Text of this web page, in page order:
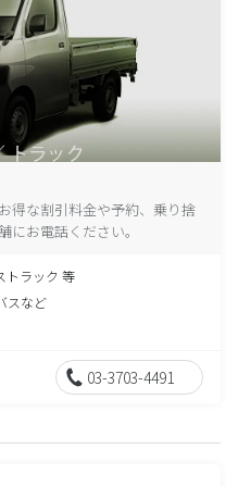
得な割引料金や予約、乗り捨
お電話ください。
トラック 等
スなど
03-3703-4491